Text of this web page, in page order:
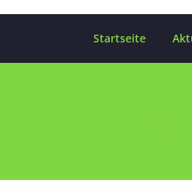
Startseite